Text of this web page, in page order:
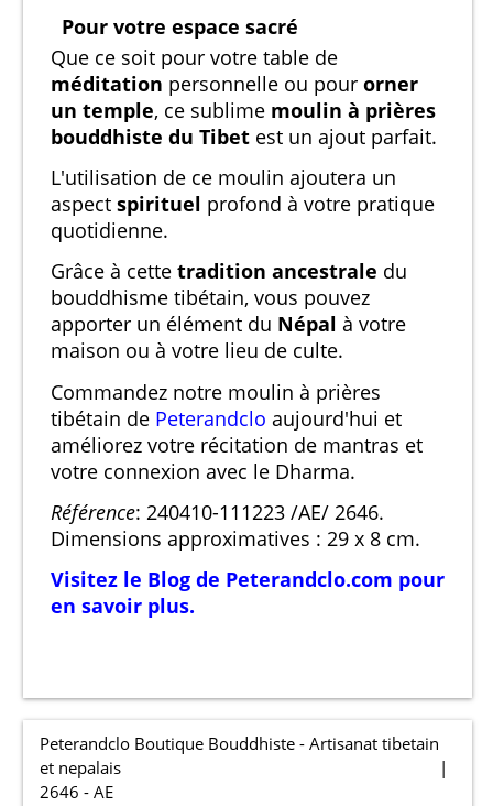
Pour votre espace sacré
Que ce soit pour votre table de
méditation personnelle ou pour orner
un temple, ce sublime moulin à prières
bouddhiste du Tibet est un ajout parfait.
L'utilisation de ce moulin ajoutera un
aspect spirituel profond à votre pratique
quotidienne.
Grâce à cette tradition ancestrale du
bouddhisme tibétain, vous pouvez
apporter un élément du Népal à votre
maison ou à votre lieu de culte.
Commandez notre moulin à prières
tibétain de Peterandclo aujourd'hui et
améliorez votre récitation de mantras et
votre connexion avec le Dharma.
Référence: 240410-111223 /AE/ 2646.
Dimensions approximatives : 29 x 8 cm.
Visitez le Blog de Peterandclo.com pour
en savoir plus.
Peterandclo Boutique Bouddhiste - Artisanat tibetain
et nepalais
2646 - AE